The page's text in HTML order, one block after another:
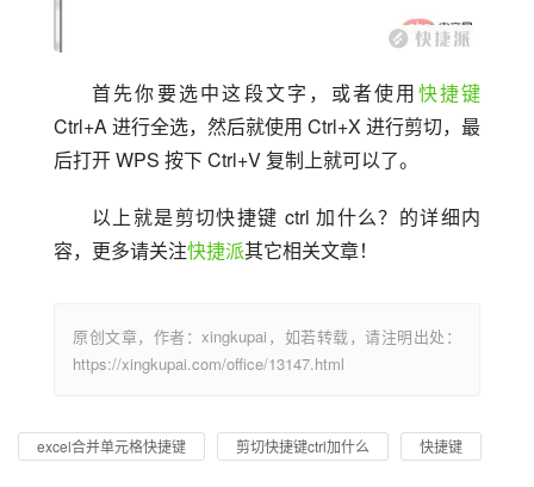
首先你要选中这段文字，或者使用快捷键
Ctrl+A 进行全选，然后就使用 Ctrl+X 进行剪切，最
后打开 WPS 按下 Ctrl+V 复制上就可以了。
以上就是剪切快捷键 ctrl 加什么？的详细内
容，更多请关注快捷派其它相关文章！
原创文章，作者：xingkupai，如若转载，请注明出处：
https://xingkupai.com/office/13147.html
excel合并单元格快捷键 剪切快捷键ctrl加什么 快捷键